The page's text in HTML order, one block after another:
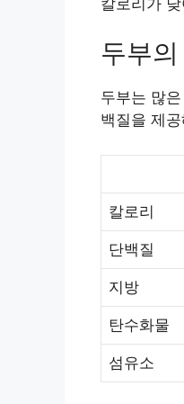
두부
두부는 많
백질을 제
칼로리
단백질
지방
탄수화물
섬유소